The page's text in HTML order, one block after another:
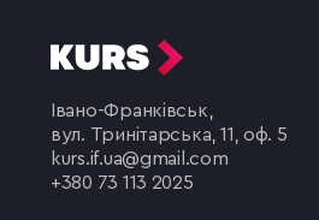
Івано-Франківськ,
вул. Тринітарська, 11, оф. 5
kurs.if.ua@gmail.com
+380 73 113 2025